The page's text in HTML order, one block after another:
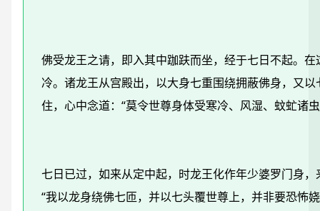
佛受龙王之请，即入其中跏趺而坐，经于七日不起。
冷。诸龙王从宫殿出，以大身七重围绕拥蔽佛身，又
住，心中念道：“莫令世尊身体受寒冷、风湿、蚊虻诸
七日已过，如来从定中起，时龙王化作年少婆罗门身
“我以龙身绕佛七匝，并以七头覆世尊上，并非要恐怖